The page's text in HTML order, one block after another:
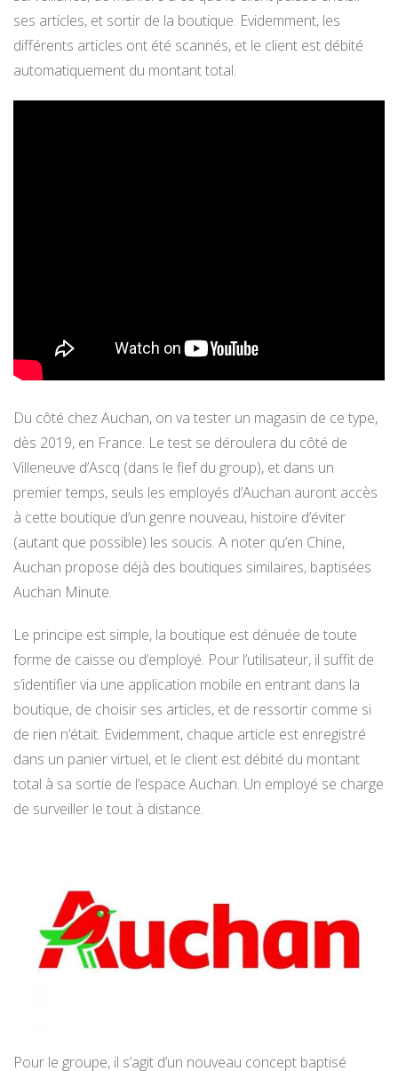
ses articles, et sortir de la boutique. Evidemment, les
différents articles ont été scannés, et le client est débité
automatiquement du montant total.
Du côté chez Auchan, on va tester un magasin de ce type,
dès 2019, en France. Le test se déroulera du côté de
Villeneuve d’Ascq (dans le fief du group), et dans un
premier temps, seuls les employés d’Auchan auront accès
à cette boutique d’un genre nouveau, histoire d’éviter
(autant que possible) les soucis. A noter qu’en Chine,
Auchan propose déjà des boutiques similaires, baptisées
Auchan Minute.
Le principe est simple, la boutique est dénuée de toute
forme de caisse ou d’employé. Pour l’utilisateur, il suffit de
s’identifier via une application mobile en entrant dans la
boutique, de choisir ses articles, et de ressortir comme si
de rien n’était. Evidemment, chaque article est enregistré
dans un panier virtuel, et le client est débité du montant
total à sa sortie de l’espace Auchan. Un employé se charge
de surveiller le tout à distance.
Pour le groupe, il s’agit d’un nouveau concept baptisé